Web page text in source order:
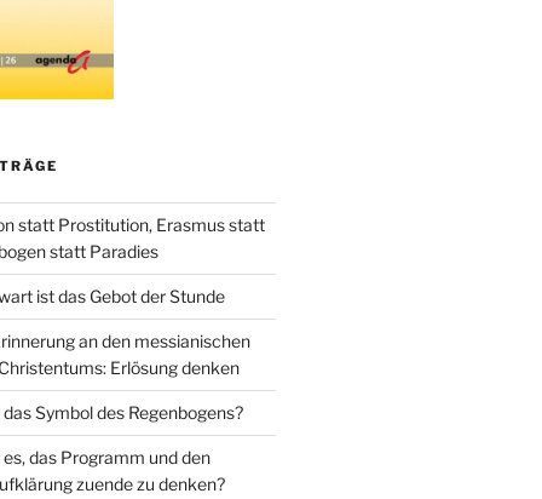
statt Prostitution, Erasmus statt
statt Paradies
ist das Gebot der Stunde
an den messianischen
Erlösung denken
Symbol des Regenbogens?
das Programm und den
zuende zu denken?